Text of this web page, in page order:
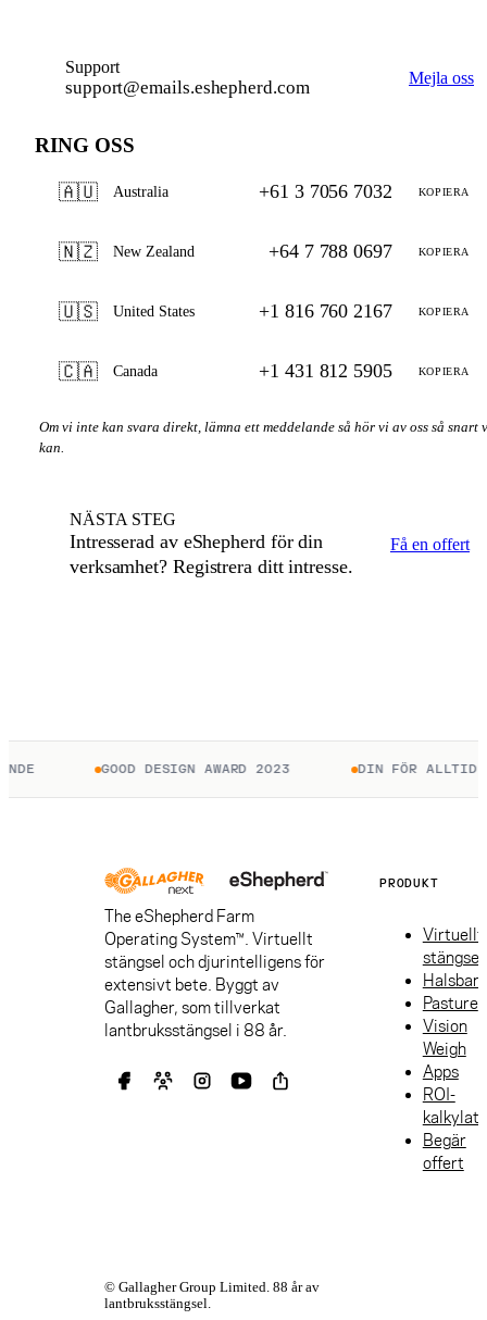
Support
support@emails.eshepherd.com Mejla oss
RING OSS
🇦🇺 Australia +61 3 7056 7032 KOPIERA
🇳🇿 New Zealand +64 7 788 0697 KOPIERA
🇺🇸 United States +1 816 760 2167 KOPIERA
🇨🇦 Canada +1 431 812 5905 KOPIERA
Om vi inte kan svara direkt, lämna ett meddelande så hör vi av oss så snart
kan.
NÄSTA STEG
Intresserad av eShepherd för din
verksamhet? Registrera ditt intresse.
Få en offert
GOOD DESIGN AWARD 2023 DIN FÖR ALLTID.
The eShepherd Farm
Operating System™. Virtuellt
stängsel och djurintelligens för
extensivt bete. Byggt av
Gallagher, som tillverkat
lantbruksstängsel i 88 år.
PRODUKT
Virtuellt
stängsel
Pasture
Vision
Weigh
Apps
ROI-
Begär
offert
© Gallagher Group Limited. 88 år av
lantbruksstängsel.